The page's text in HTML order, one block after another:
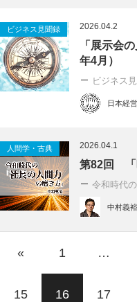
ビジネス見聞録 2026.04.2
「展示会
年4月）
ビジネス
日本経
人間学・古典 2026.04.1
第82回 「
令和時代
中村義
« 1 …
15 16 17